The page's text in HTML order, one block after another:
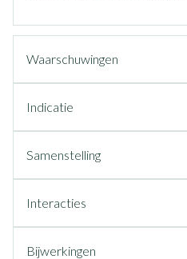
Waarschuwingen
Indicatie
Samenstelling
Interacties
Bijwerkingen